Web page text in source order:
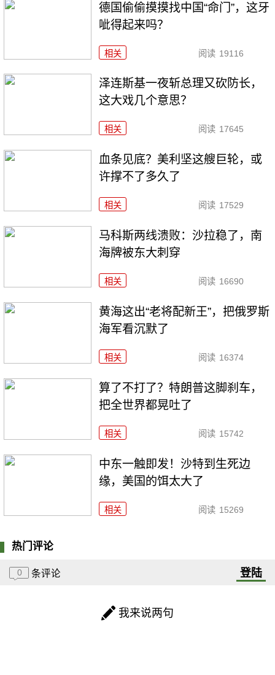
德国偷偷摸摸找中国“命门”，这牙
呲得起来吗？
相关 阅读 19116
泽连斯基一夜斩总理又砍防长，
这大戏几个意思？
相关 阅读 17645
血条见底？美利坚这艘巨轮，或
许撑不了多久了
相关 阅读 17529
马科斯两线溃败：沙拉稳了，南
海牌被东大刺穿
相关 阅读 16690
黄海这出“老将配新王”，把俄罗斯
海军看沉默了
相关 阅读 16374
算了不打了？特朗普这脚刹车，
把全世界都晃吐了
相关 阅读 15742
中东一触即发！沙特到生死边
缘，美国的饵太大了
相关 阅读 15269
热门评论
0 条评论 登陆
我来说两句